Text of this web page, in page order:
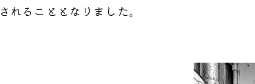
ることとなりました。